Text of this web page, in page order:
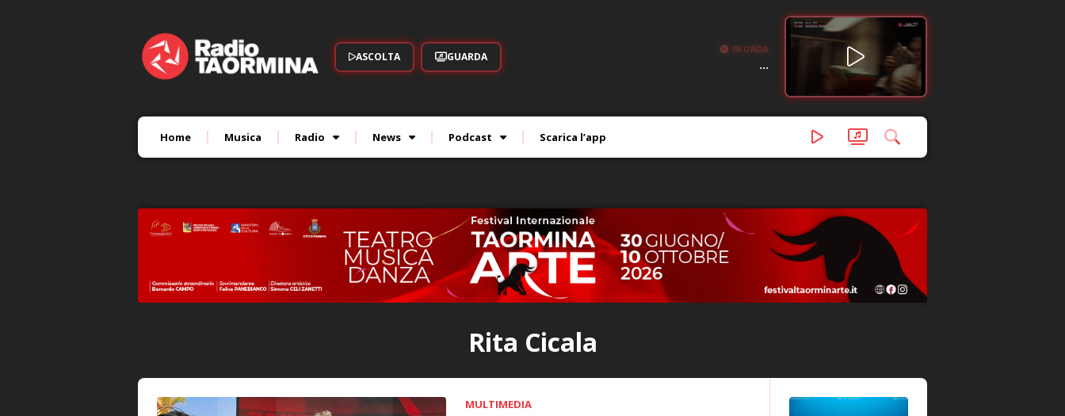
ASCOLTA GUARDA
IN ONDA
...
Home Musica Radio News Podcast Scarica l’app
Rita Cicala
MULTIMEDIA